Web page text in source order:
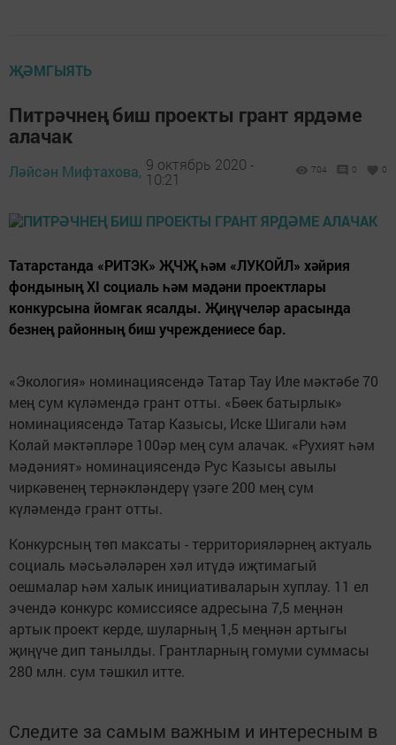
ҖӘМГЫЯТЬ
Питрәчнең биш проекты грант ярдәме
алачак
Ләйсән Мифтахова, 9 октябрь 2020 -
10:21
704 0 0
Татарстанда «РИТЭК» ҖЧҖ һәм «ЛУКОЙЛ» хәйрия
фондының XI социаль һәм мәдәни проектлары
конкурсына йомгак ясалды. Җиңүчеләр арасында
безнең районның биш учреждениесе бар.
«Экология» номинациясендә Татар Тау Иле мәктәбе 70
мең сум күләмендә грант отты. «Бөек батырлык»
номинациясендә Татар Казысы, Иске Шигали һәм
Колай мәктәпләре 100әр мең сум алачак. «Рухият һәм
мәдәният» номинациясендә Рус Казысы авылы
чиркәвенең тернәкләндерү үзәге 200 мең сум
күләмендә грант отты.
Конкурсның төп максаты - территорияләрнең актуаль
социаль мәсьәләләрен хәл итүдә иҗтимагый
оешмалар һәм халык инициативаларын хуплау. 11 ел
эчендә конкурс комиссиясе адресына 7,5 меңнән
артык проект керде, шуларның 1,5 меңнән артыгы
җиңүче дип танылды. Грантларның гомуми суммасы
280 млн. сум тәшкил итте.
Следите за самым важным и интересным в